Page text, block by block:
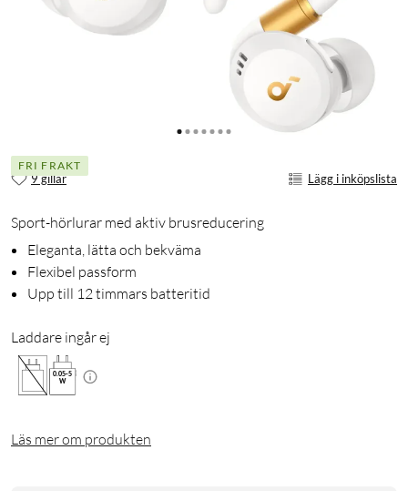
FRI FRAKT
9 gillar Lägg i inköpslista
Sport-hörlurar med aktiv brusreducering
Eleganta, lätta och bekväma
Flexibel passform
Upp till 12 timmars batteritid
Laddare ingår ej
0.05-5
W
Läs mer om produkten